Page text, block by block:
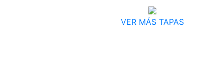
VER MÁS TAPAS